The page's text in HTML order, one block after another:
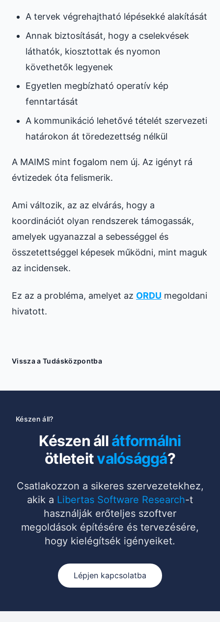
A tervek végrehajtható lépésekké alakítását
Annak biztosítását, hogy a cselekvések
láthatók, kiosztottak és nyomon
követhetők legyenek
Egyetlen megbízható operatív kép
fenntartását
A kommunikáció lehetővé tételét szervezeti
határokon át töredezettség nélkül
A MAIMS mint fogalom nem új. Az igényt rá
évtizedek óta felismerik.
Ami változik, az az elvárás, hogy a
koordinációt olyan rendszerek támogassák,
amelyek ugyanazzal a sebességgel és
összetettséggel képesek működni, mint maguk
az incidensek.
Ez az a probléma, amelyet az ORDU megoldani
hivatott.
Vissza a Tudásközpontba
Készen áll?
Készen állátformálni
ötleteitvalósággá?
Csatlakozzon a sikeres szervezetekhez,
akik a Libertas Software Research-t
használják erőteljes szoftver
megoldások építésére és tervezésére,
hogy kielégítsék igényeiket.
Lépjen kapcsolatba